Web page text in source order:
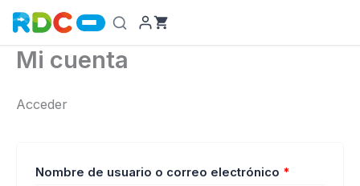
contenido
Mi cuenta
Acceder
Nombre de usuario o correo electrónico *